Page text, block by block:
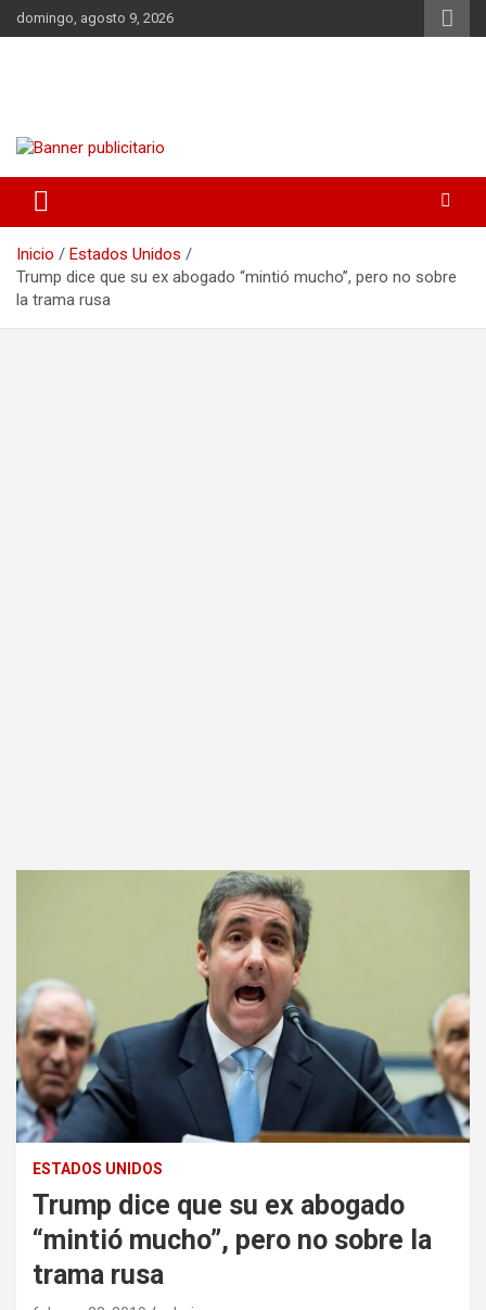
Saltar
al
domingo, agosto 9, 2026
Inicio
Estados Unidos
Trump dice que su ex abogado “mintió mucho”, pero no sobre
la trama rusa
ESTADOS UNIDOS
Trump dice que su ex abogado
“mintió mucho”, pero no sobre la
trama rusa